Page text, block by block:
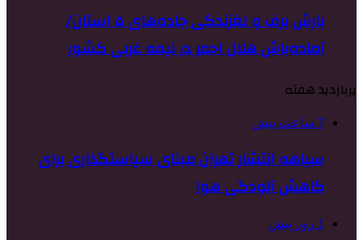
بارش برف و لغزندگی جاده‌های ۵ استان/
آماده‌باش هلال احمر در نیمه غربی کشور
پربازدید هفته
7 ساعت پیش
سیاهه انتشار تهران مبنای سیاستگذاری برای
کاهش آلودگی هوا
1 روز پیش